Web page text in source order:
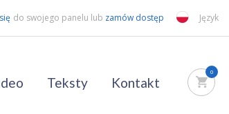
do swojego panelu lub zamów dostęp Język
Teksty Kontakt
0